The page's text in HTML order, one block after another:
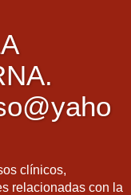
clínicos,
relacionadas con la